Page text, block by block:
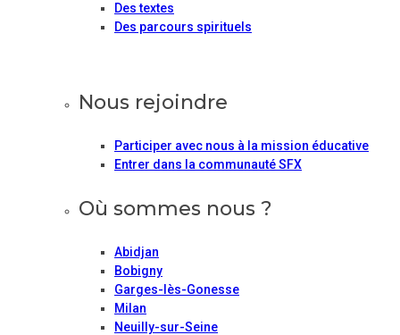
Des textes
Des parcours spirituels
Nous rejoindre
Participer avec nous à la mission éducative
Entrer dans la communauté SFX
Où sommes nous ?
Abidjan
Bobigny
Garges-lès-Gonesse
Milan
Neuilly-sur-Seine